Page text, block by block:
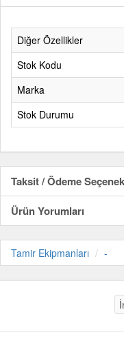
Diğer Özellikler
Stok Kodu
Marka
Stok Durumu
Taksit / Ödeme
Ürün Yorumları
Tamir Ekipmanları -